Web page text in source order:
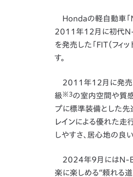
Hondaの軽自動車「
2011年12月に初代N-
を発売した「FIT（フィッ
す。
2011年12月に発売し
級※3の室内空間や質
プに標準装備とした先
レインによる優れた
しやすさ、居心地の良
2024年9月にはN-
楽に楽しめる“頼れる